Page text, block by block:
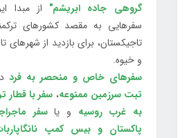
گروهی جاده ابریشم" از مبدا
سفرهایی به مقصد کشورهای
تاجیکستان، برای بازدید از شهرهای
و خیوه.
سفرهای خاص و منحصر به فرد
تبت سرزمین ممنوعه، سفر با
به غرب روسیه و یاسفر
پاکستان و بیس کمپ